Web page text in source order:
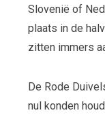
Slovenië of
plaats in de
zitten immers
De Rode
nul konden